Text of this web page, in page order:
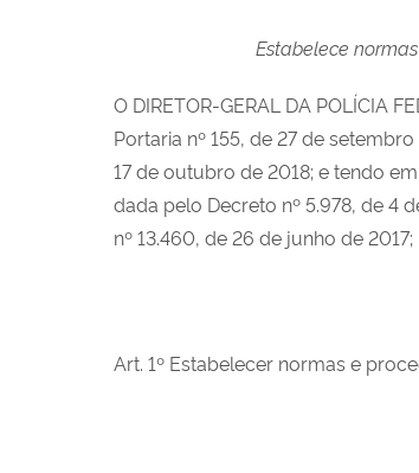
Estabelece
O DIRETOR-GERAL DA POLÍCIA
Portaria nº 155, de 27 de
17 de outubro de 2018; e tendo
dada pelo Decreto nº 5.978, de 4
nº 13.460, de 26 de junho de
Art. 1º Estabelecer normas e